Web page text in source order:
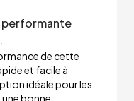
de cette
et facile à
idéale pour les
bonne